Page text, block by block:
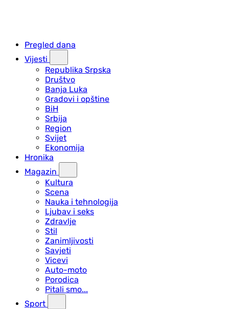
Pregled dana
Vijesti
Republika Srpska
Društvo
Banja Luka
Gradovi i opštine
BiH
Srbija
Region
Svijet
Ekonomija
Hronika
Magazin
Kultura
Scena
Nauka i tehnologija
Ljubav i seks
Zdravlje
Stil
Zanimljivosti
Savjeti
Vicevi
Auto-moto
Porodica
Pitali smo...
Sport